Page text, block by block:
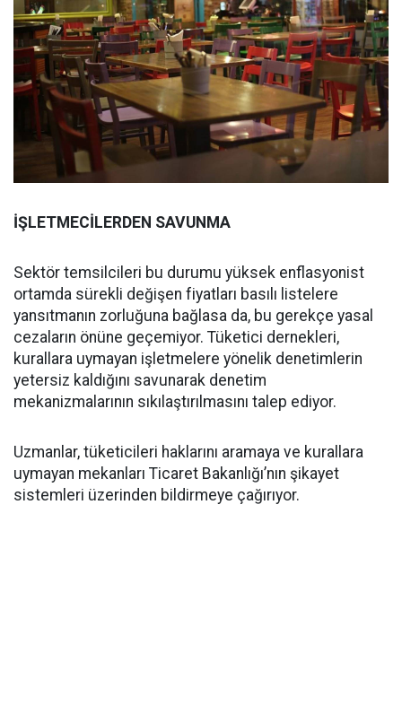
İŞLETMECİLERDEN SAVUNMA
Sektör temsilcileri bu durumu yüksek enflasyonist
ortamda sürekli değişen fiyatları basılı listelere
yansıtmanın zorluğuna bağlasa da, bu gerekçe yasal
cezaların önüne geçemiyor. Tüketici dernekleri,
kurallara uymayan işletmelere yönelik denetimlerin
yetersiz kaldığını savunarak denetim
mekanizmalarının sıkılaştırılmasını talep ediyor.
Uzmanlar, tüketicileri haklarını aramaya ve kurallara
uymayan mekanları Ticaret Bakanlığı’nın şikayet
sistemleri üzerinden bildirmeye çağırıyor.